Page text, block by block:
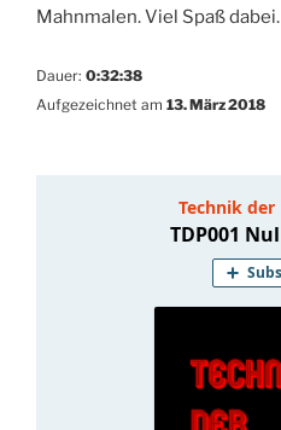
Mahnmalen. Viel Spaß dabei.
Dauer: 0:32:38
Aufgezeichnet am 13. März 2018